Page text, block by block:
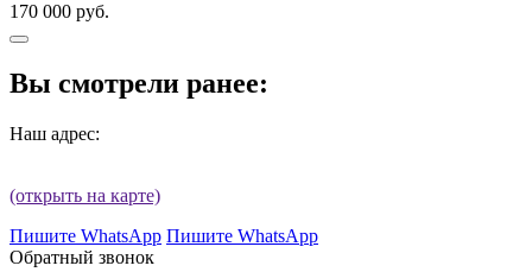
170 000 руб.
Вы смотрели ранее:
Наш адрес:
(открыть на карте)
Пишите WhatsApp Пишите WhatsApp
Обратный звонок